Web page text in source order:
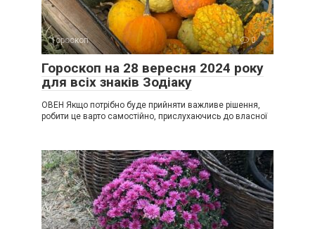
Гороскоп 0
Гороскоп на 28 вересня 2024 року
для всіх знаків Зодіаку
ОВЕН Якщо потрібно буде прийняти важливе рішення,
робити це варто самостійно, прислухаючись до власної